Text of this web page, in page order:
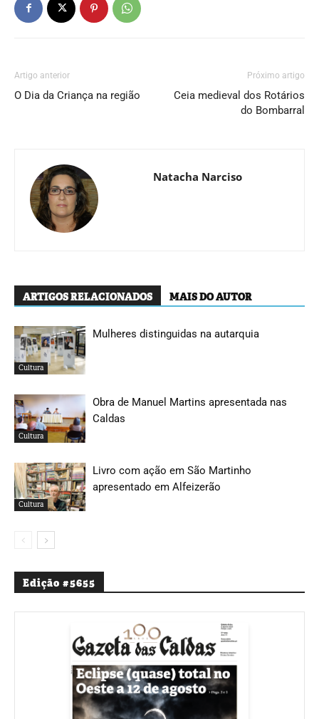
Artigo anterior
O Dia da Criança na região
Próximo artigo
Ceia medieval dos Rotários
do Bombarral
Natacha Narciso
ARTIGOS RELACIONADOS MAIS DO AUTOR
Cultura
Mulheres distinguidas na autarquia
Cultura
Obra de Manuel Martins apresentada nas
Caldas
Cultura
Livro com ação em São Martinho
apresentado em Alfeizerão
Edição #5655